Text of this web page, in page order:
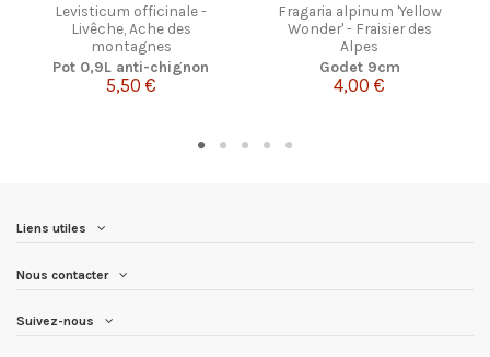
Levisticum officinale -
Livêche, Ache des
montagnes
Pot 0,9L anti-chignon
5,50 €
Fragaria alpinum 'Yellow
Wonder' - Fraisier des
Alpes
Godet 9cm
4,00 €
Liens utiles
Nous contacter
Suivez-nous